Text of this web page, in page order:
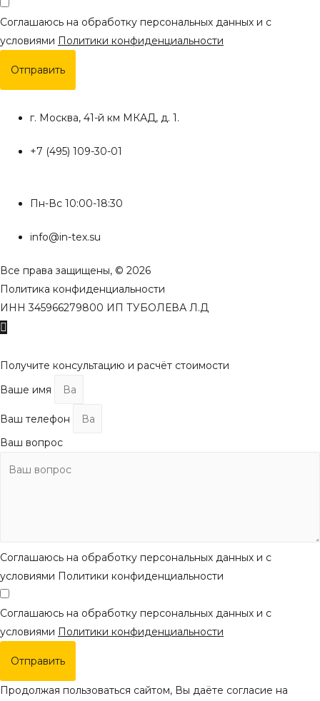
Соглашаюсь на обработку персональных данных и с
условиями Политики конфиденциальности
Отправить
г. Москва, 41-й км МКАД, д. 1.
+7 (495) 109-30-01
Пн-Вс 10:00-18:30
info@in-tex.su
Все права защищены, © 2026
Политика конфиденциальности
ИНН 345966279800 ИП ТУБОЛЕВА Л.Д
Получите консультацию и расчёт стоимости
Ваше имя
Ваш телефон
Ваш вопрос
Соглашаюсь на обработку персональных данных и с
условиями Политики конфиденциальности
Соглашаюсь на обработку персональных данных и с
условиями Политики конфиденциальности
Отправить
Продолжая пользоваться сайтом, Вы даёте согласие на